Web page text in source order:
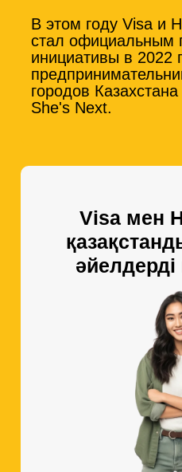
В этом году Visa и
стал официальным
инициативы в 2022
городов
She's Next.
Visa мен